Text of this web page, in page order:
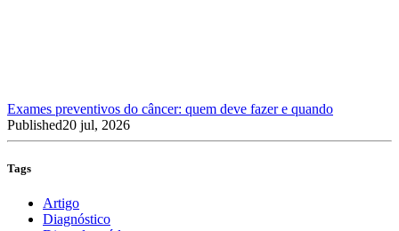
Exames preventivos do câncer: quem deve fazer e quando
Published20 jul, 2026
Tags
Artigo
Diagnóstico